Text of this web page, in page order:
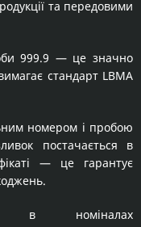
та передовими
999.9 — це значно
стандарт LBMA
номером і пробою
постачається в
— це гарантує
в номіналах